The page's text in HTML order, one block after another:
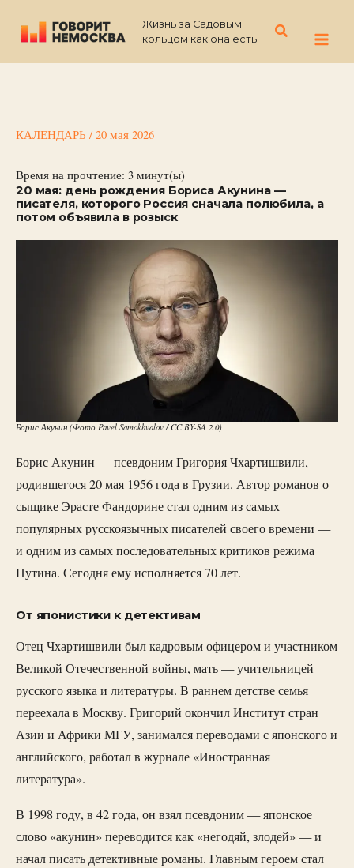
содержимому
Жизнь за Садовым
кольцом как она есть
Поиск
КАЛЕНДАРЬ / 20 мая 2026
Время на прочтение: 3 минут(ы)
20 мая: день рождения Бориса Акунина —
писателя, которого Россия сначала полюбила, а
потом объявила в розыск
Борис Акунин (Фото Pavel Samokhvalov / CC BY-SA 2.0)
Борис Акунин — псевдоним Григория Чхартишвили,
родившегося 20 мая 1956 года в Грузии. Автор романов о
сыщике Эрасте Фандорине стал одним из самых
популярных русскоязычных писателей своего времени —
и одним из самых последовательных критиков режима
Путина. Сегодня ему исполняется 70 лет.
От японистики к детективам
Отец Чхартишвили был кадровым офицером и участником
Великой Отечественной войны, мать — учительницей
русского языка и литературы. В раннем детстве семья
переехала в Москву. Григорий окончил Институт стран
Азии и Африки МГУ, занимался переводами с японского и
английского, работал в журнале «Иностранная
литература».
В 1998 году, в 42 года, он взял псевдоним — японское
слово «акунин» переводится как «негодяй, злодей» — и
начал писать детективные романы. Главным героем стал